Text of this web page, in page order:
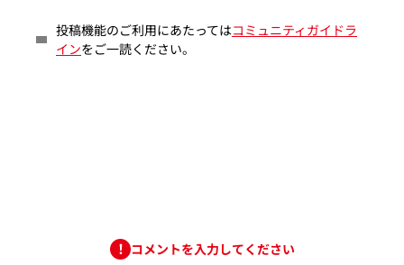
投稿機能のご利用にあたってはコミュニティガイドラ
インをご一読ください。
コメントを入力してください